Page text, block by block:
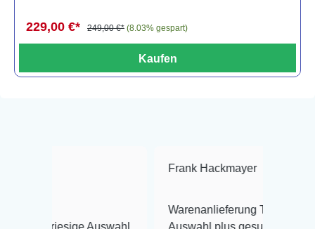
229,00 €* 249,00 €* (8.03% gespart)
Kaufen
riesige Auswahl
Frank Hackmayer ★★★★
Warenanlieferung Top und die
Auswahl plus gesundheitliches